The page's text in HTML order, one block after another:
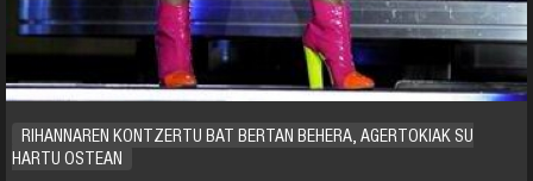
RIHANNAREN KONTZERTU BAT BERTAN BEHERA, AGERTOKIAK SU
HARTU OSTEAN